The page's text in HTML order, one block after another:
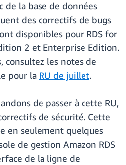
de la base de données
des correctifs de bugs
disponibles pour RDS for
2 et Enterprise Edition.
consultez les notes de
pour la RU de juillet.
de passer à cette RU,
de sécurité. Cette
en seulement quelques
de gestion Amazon RDS
de la ligne de